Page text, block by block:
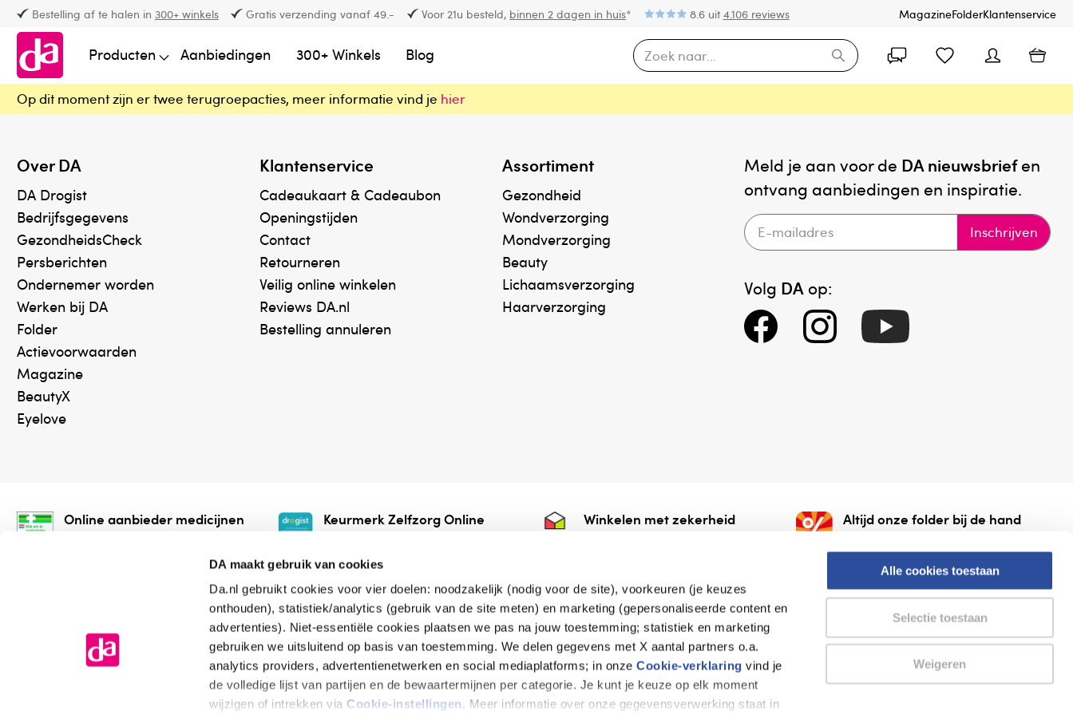
DA maakt gebruik van cookies
Da.nl gebruikt cookies voor vier doelen: noodzakelijk (nodig voor de site), voorkeuren (je keuzes
onthouden), statistiek/analytics (gebruik van de site meten) en marketing (gepersonaliseerde content en
advertenties). Niet-essentiële cookies plaatsen we pas na jouw toestemming; statistiek en marketing
gebruiken we uitsluitend op basis van toestemming. We delen gegevens met X aantal partners o.a.
analytics providers, advertentienetwerken en social mediaplatforms; in onzeCookie-verklaring vind je
de volledige lijst van partijen en de bewaartermijnen per categorie. Je kunt je keuze op elk moment
wijzigen of intrekken via Cookie-instellingen. Meer informatie over onze gegevensverwerking staat in
Alle cookies toestaan
Selectie toestaan
Weigeren
Bestelling af te halen in 300+ winkels Gratis verzending vanaf 49.- Voor 21u besteld, binnen 2 dagen in huis* 8.6 uit4.106 reviews MagazineFolderKlantenservice
Producten Aanbiedingen 300+ Winkels Blog
Op dit moment zijn er twee terugroepacties, meer informatie vind je hier
Over DA
DA Drogist
Bedrijfsgegevens
GezondheidsCheck
Persberichten
Ondernemer worden
Werken bij DA
Folder
Actievoorwaarden
Magazine
BeautyX
Eyelove
Klantenservice
Cadeaukaart & Cadeaubon
Openingstijden
Contact
Retourneren
Veilig online winkelen
Reviews DA.nl
Bestelling annuleren
Assortiment
Gezondheid
Wondverzorging
Mondverzorging
Beauty
Lichaamsverzorging
Haarverzorging
Meld je aan voor de DA nieuwsbriefen
ontvang aanbiedingen en inspiratie.
Inschrijven
Volg DA op:
Online aanbieder medicijnen
onze webshop mag verkopen.
Keurmerk Zelfzorg Online
online.
Winkelen met zekerheid Altijd onze folder bij de hand
AlleFolders.
de vriendelijke specialist
Algemene voorwaarden Cookieverklaring Disclaimer Privacy verklaring Thuiswinkel waarborg